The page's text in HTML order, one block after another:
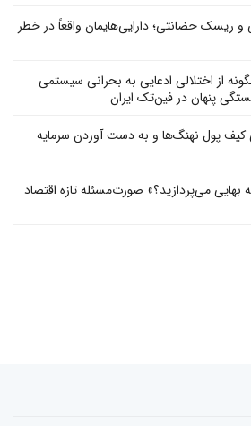
و ریسک حضانتی؛ دارایی‌هایمان واقعاً در خطر
از اختلالی ادعایی به بحرانی سیستمی
پنهان در فین‌تک ایران
کیف پول‌ نهنگ‌ها و به دست آوردن سرمایه
بهایی می‌پردازید؟» صورت‌مسئله تازه اقتصاد